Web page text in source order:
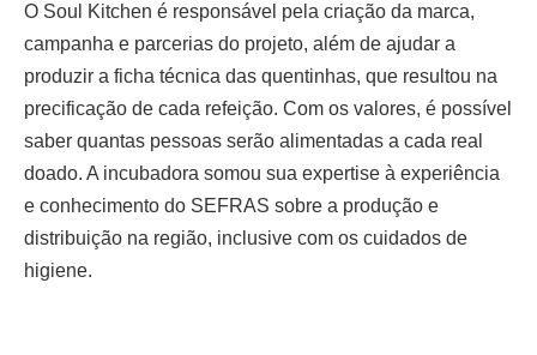
O Soul Kitchen é responsável pela criação da marca,
campanha e parcerias do projeto, além de ajudar a
produzir a ficha técnica das quentinhas, que resultou na
precificação de cada refeição. Com os valores, é possível
saber quantas pessoas serão alimentadas a cada real
doado. A incubadora somou sua expertise à experiência
e conhecimento do SEFRAS sobre a produção e
distribuição na região, inclusive com os cuidados de
higiene.